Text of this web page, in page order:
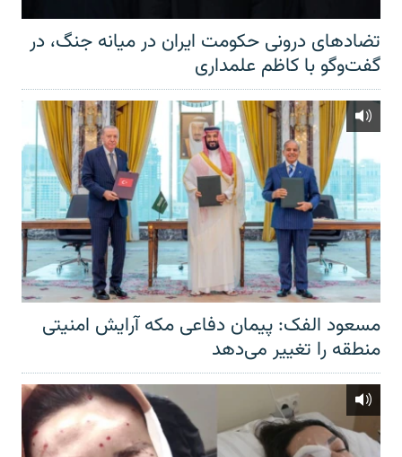
تضادهای درونی حکومت ایران در میانه جنگ، در
گفت‌‌وگو با کاظم علمداری
مسعود الفک: پیمان دفاعی مکه آرایش امنیتی
منطقه را تغییر می‌دهد